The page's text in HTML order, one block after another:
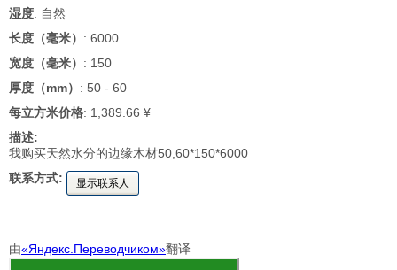
湿度: 自然
长度（毫米） : 6000
宽度（毫米） : 150
厚度（mm） : 50 - 60
每立方米价格: 1,389.66 ¥
描述:
我购买天然水分的边缘木材50,60*150*6000
联系方式:
显示联系人
由«Яндекс.Переводчиком»翻译